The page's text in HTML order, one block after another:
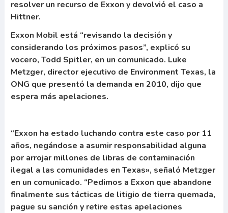
resolver un recurso de Exxon y devolvió el caso a
Hittner.
Exxon Mobil está “revisando la decisión y
considerando los próximos pasos”, explicó su
vocero, Todd Spitler, en un comunicado. Luke
Metzger, director ejecutivo de Environment Texas, la
ONG que presentó la demanda en 2010, dijo que
espera más apelaciones.
“Exxon ha estado luchando contra este caso por 11
años, negándose a asumir responsabilidad alguna
por arrojar millones de libras de contaminación
ilegal a las comunidades en Texas», señaló Metzger
en un comunicado. “Pedimos a Exxon que abandone
finalmente sus tácticas de litigio de tierra quemada,
pague su sanción y retire estas apelaciones